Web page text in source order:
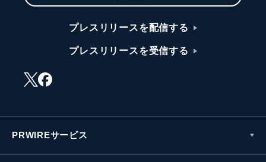
プレスリリースを配信する
プレスリリースを受信する
PRWIREサービス